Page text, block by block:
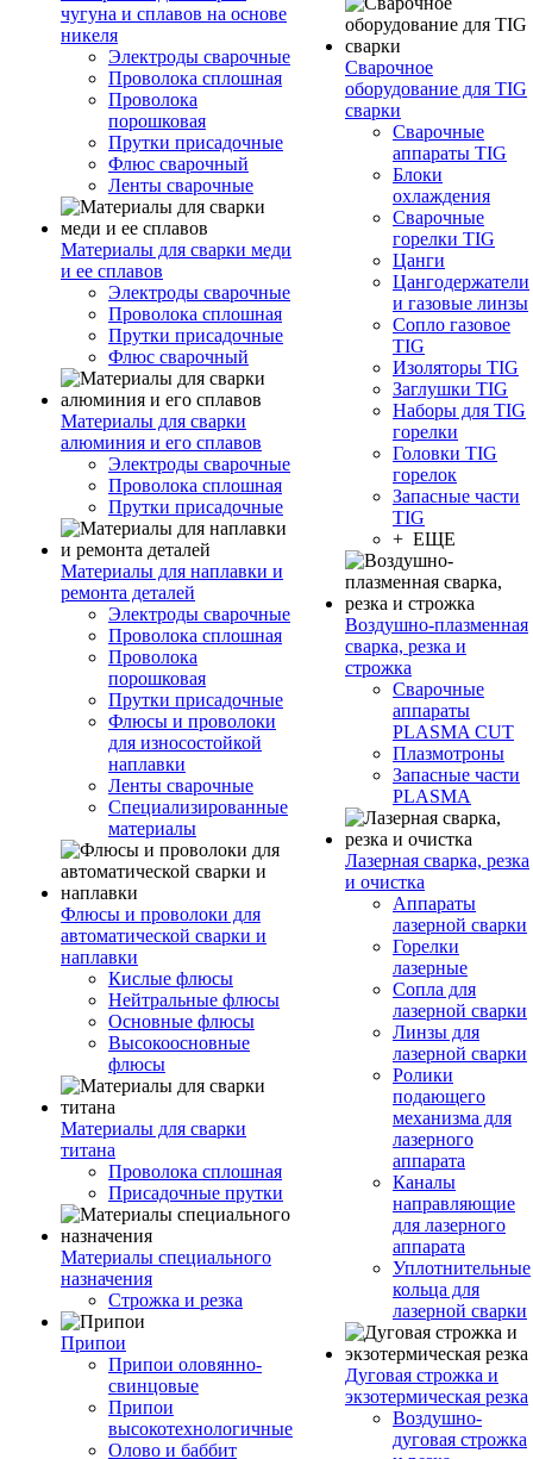
чугуна и сплавов на основе
никеля
Электроды сварочные
Проволока сплошная
Проволока
порошковая
Прутки присадочные
Флюс сварочный
Ленты сварочные
Материалы для сварки меди
и ее сплавов
Электроды сварочные
Проволока сплошная
Прутки присадочные
Флюс сварочный
Материалы для сварки
алюминия и его сплавов
Электроды сварочные
Проволока сплошная
Прутки присадочные
Материалы для наплавки и
ремонта деталей
Электроды сварочные
Проволока сплошная
Проволока
порошковая
Прутки присадочные
Флюсы и проволоки
для износостойкой
наплавки
Ленты сварочные
Специализированные
материалы
Флюсы и проволоки для
автоматической сварки и
наплавки
Кислые флюсы
Нейтральные флюсы
Основные флюсы
Высокоосновные
флюсы
Материалы для сварки
титана
Проволока сплошная
Присадочные прутки
Материалы специального
назначения
Строжка и резка
Припои
Припои оловянно-
свинцовые
Припои
высокотехнологичные
Олово и баббит
Сварочное
оборудование для TIG
сварки
Сварочные
аппараты TIG
Блоки
охлаждения
Сварочные
горелки TIG
Цанги
Цангодержатели
и газовые линзы
Сопло газовое
TIG
Изоляторы TIG
Заглушки TIG
Наборы для TIG
горелки
Головки TIG
горелок
Запасные части
TIG
+ ЕЩЕ
Воздушно-плазменная
сварка, резка и
строжка
Сварочные
аппараты
PLASMA CUT
Плазмотроны
Запасные части
PLASMA
Лазерная сварка, резка
и очистка
Аппараты
лазерной сварки
Горелки
лазерные
Сопла для
лазерной сварки
Линзы для
лазерной сварки
Ролики
подающего
механизма для
лазерного
аппарата
Каналы
направляющие
для лазерного
аппарата
Уплотнительные
кольца для
лазерной сварки
Дуговая строжка и
экзотермическая резка
Воздушно-
дуговая строжка